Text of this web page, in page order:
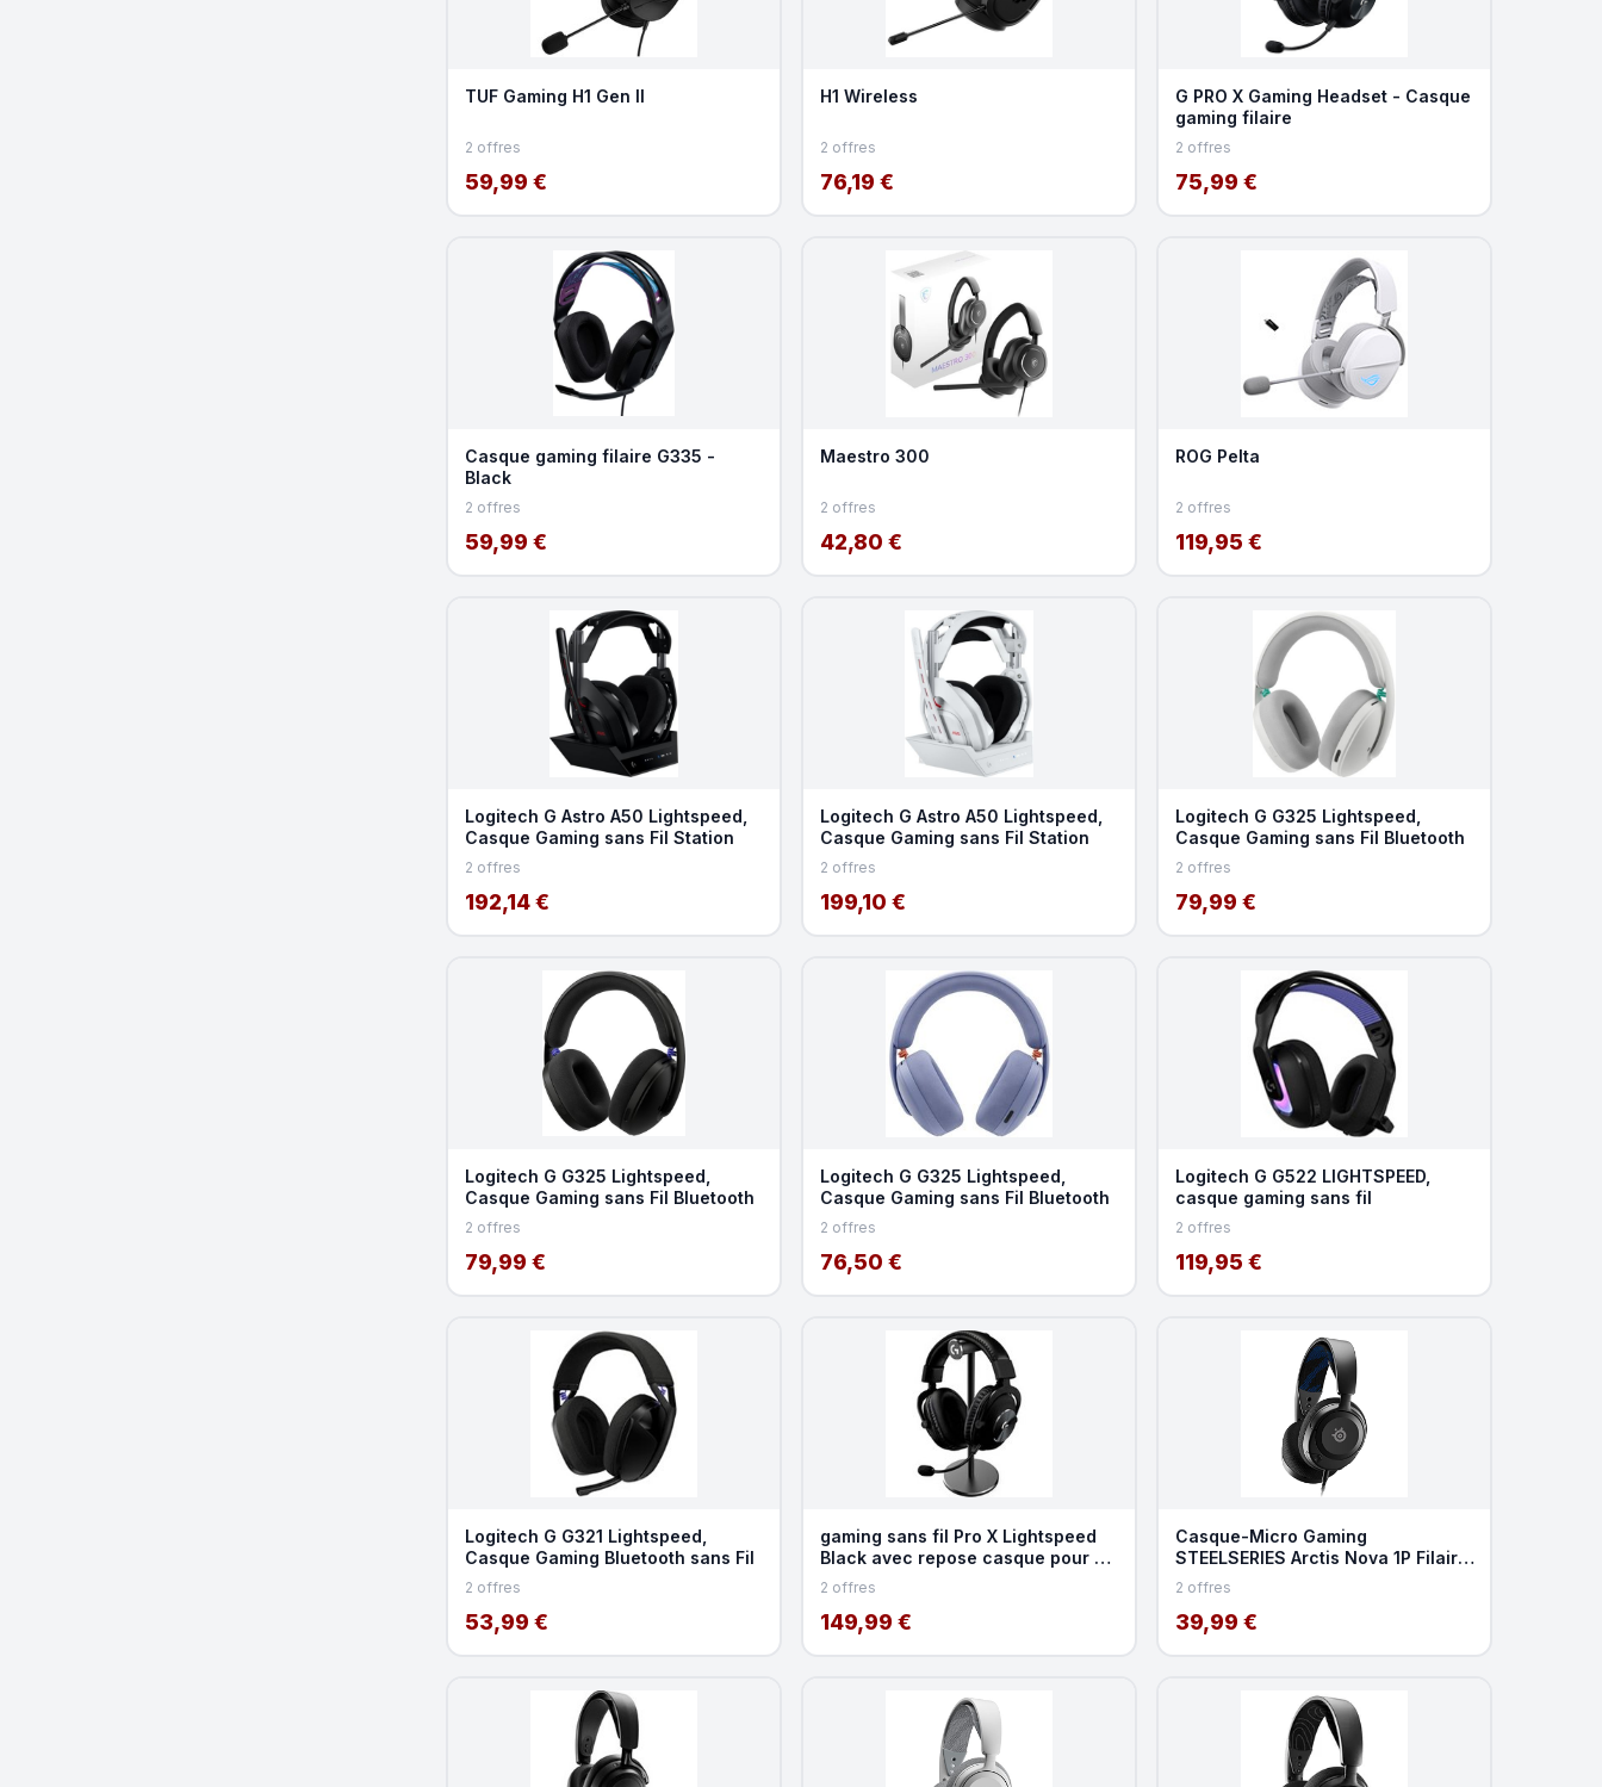
TUF Gaming H1 Gen II
2 offres
59,99 €
H1 Wireless
2 offres
76,19 €
G PRO X Gaming Headset - Casque
gaming filaire
2 offres
75,99 €
Casque gaming filaire G335 -
Black
2 offres
59,99 €
Maestro 300
2 offres
42,80 €
ROG Pelta
2 offres
119,95 €
Logitech G Astro A50 Lightspeed,
Casque Gaming sans Fil Station
2 offres
192,14 €
Logitech G Astro A50 Lightspeed,
Casque Gaming sans Fil Station
2 offres
199,10 €
Logitech G G325 Lightspeed,
Casque Gaming sans Fil Bluetooth
2 offres
79,99 €
Logitech G G325 Lightspeed,
Casque Gaming sans Fil Bluetooth
2 offres
79,99 €
Logitech G G325 Lightspeed,
Casque Gaming sans Fil Bluetooth
2 offres
76,50 €
Logitech G G522 LIGHTSPEED,
casque gaming sans fil
2 offres
119,95 €
Logitech G G321 Lightspeed,
Casque Gaming Bluetooth sans Fil
2 offres
53,99 €
gaming sans fil Pro X Lightspeed
Black avec repose casque pour PC
PS5 et PS4
2 offres
149,99 €
Casque-Micro Gaming
STEELSERIES Arctis Nova 1P Filaire
Multiplateforme Black
2 offres
39,99 €